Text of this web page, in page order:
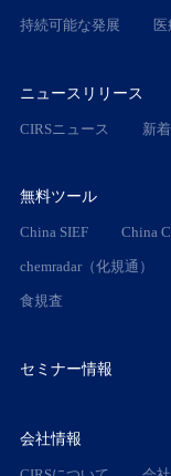
持続可能な発展
ニュースリリース
CIRSニュース 新
無料ツール
China SIEF China
chemradar（化規通）
食規査
セミナー情報
会社情報